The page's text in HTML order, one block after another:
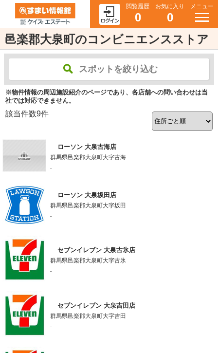
閲覧履歴
0
お気に入り
0
メニュー
邑楽郡大泉町のコンビニエンスストア
スポットを絞り込む
※物件情報の周辺施設紹介のページであり、各店舗への問い合わせは当
社では対応できません。
該当件数9件
ローソン 大泉古海店
群馬県邑楽郡大泉町大字古海
-
ローソン 大泉坂田店
群馬県邑楽郡大泉町大字坂田
-
セブンイレブン 大泉古氷店
群馬県邑楽郡大泉町大字古氷
-
セブンイレブン 大泉吉田店
群馬県邑楽郡大泉町大字吉田
-